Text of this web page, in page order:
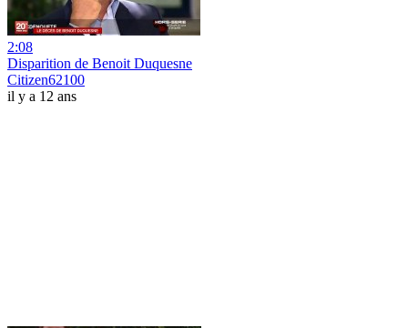
2:08
Disparition de Benoit Duquesne
Citizen62100
il y a 12 ans